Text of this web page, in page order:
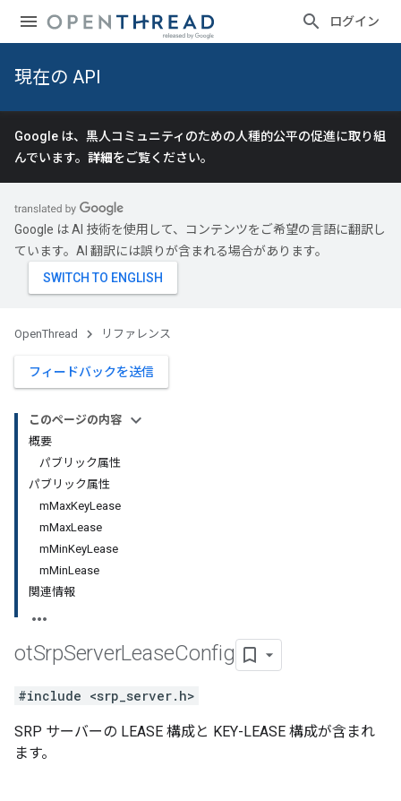
ログイン
現在の API
Google は、黒人コミュニティのための人種的公平の促進に取り組
んでいます。 詳細をご覧ください。
Google は AI 技術を使用して、コンテンツをご希望の言語に翻訳し
ています。AI 翻訳には誤りが含まれる場合があります。
OpenThread リファレンス
フィードバックを送信
このページの内容
概要
パブリック属性
パブリック属性
mMaxKeyLease
mMaxLease
mMinKeyLease
mMinLease
関連情報
otSrpServerLeaseConfig
#include <srp_server.h>
SRP サーバーの LEASE 構成と KEY-LEASE 構成が含まれ
ます。